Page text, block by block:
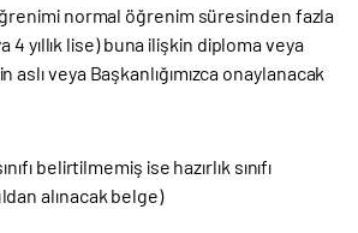
normal öğrenim süresinden fazla
4 yıllık lise) buna ilişkin diploma veya
veya Başkanlığımızca onaylanacak
belirtilmemiş ise hazırlık sınıfı
alınacak belge)